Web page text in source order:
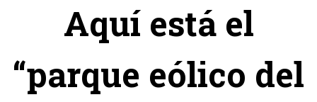
Aquí está el
“parque eólico del